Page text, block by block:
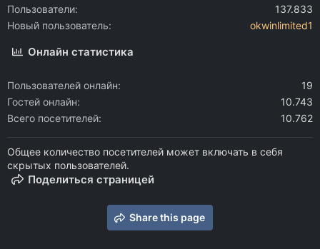
Пользователи
137.833
Новый пользователь
okwinlimited1
Онлайн статистика
Пользователей онлайн
19
Гостей онлайн
10.743
Всего посетителей
10.762
Общее количество посетителей может включать в себя
скрытых пользователей.
Поделиться страницей
Share this page